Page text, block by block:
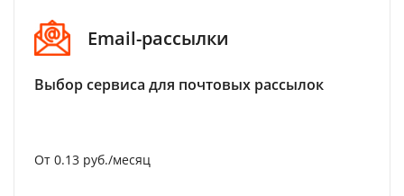
Email-рассылки
Выбор сервиса для почтовых рассылок
От 0.13 руб./месяц